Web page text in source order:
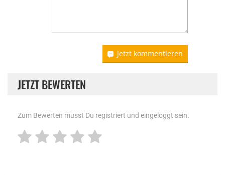
Jetzt kommentieren
JETZT BEWERTEN
Zum Bewerten musst Du registriert und eingeloggt sein.